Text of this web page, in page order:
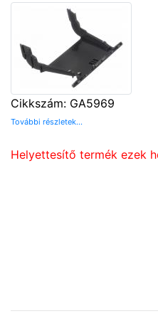
Cikkszám: GA5969
További részletek...
Helyettesítő termék ezek